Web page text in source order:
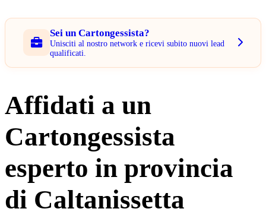
Sei un Cartongessista?
Unisciti al nostro network e ricevi subito nuovi lead
qualificati.
Affidati a un
Cartongessista
esperto in provincia
di Caltanissetta